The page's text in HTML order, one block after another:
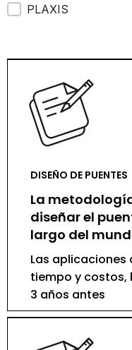
PLAXIS
DISEÑO DE PUENTES
La
diseñar el
largo del
Las aplicaciones
tiempo y costos,
3 años antes